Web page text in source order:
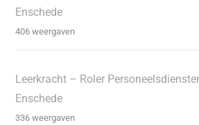
Enschede
406 weergaven
Leerkracht – Roler
Enschede
336 weergaven